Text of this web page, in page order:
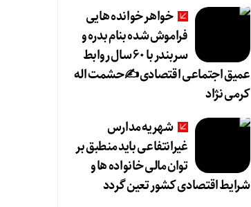
خواهر خوانده هایی
فراموش شده بنام بدره و
سربندر با ۶۰ سال روابط
عمیق اجتماعی اقتصادی ✍حشمت اله
کرمی نژاد
شهریه مدارس
غیرانتفاعی باید منطبق بر
توان مالی خانواده ها و
شرایط اقتصادی کشور تعین گردد